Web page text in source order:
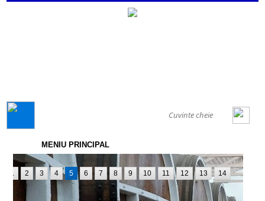
MENIU PRINCIPAL
1 2 3 4 5 6 7 8 9 10 11 12 13 14